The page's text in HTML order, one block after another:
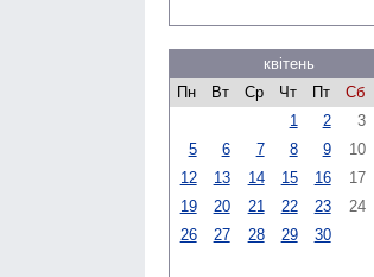
квітень
Пн
Вт Ср Чт Пт Сб
1
2 3
5
6 7 8 9 10
12
13 14 15 16 17
19
20 21 22 23 24
26
27 28 29 30